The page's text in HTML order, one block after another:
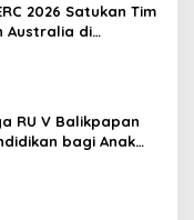
2026 Satukan Tim
Australia di
RU V Balikpapan
bagi Anak